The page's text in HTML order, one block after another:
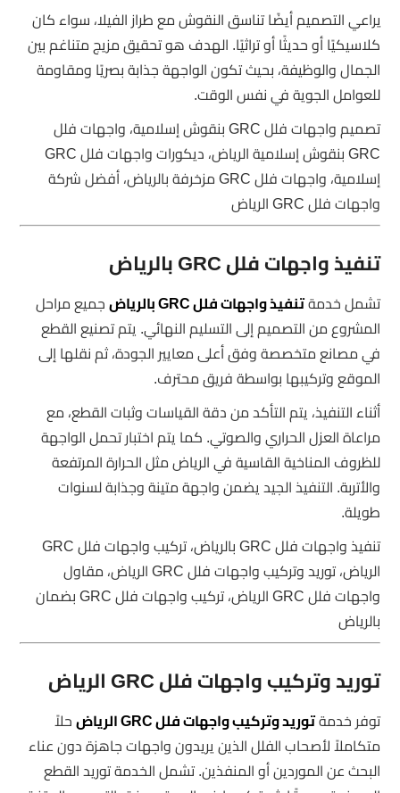
يراعي التصميم أيضًا تناسق النقوش مع طراز الفيلا، سواء كان
كلاسيكيًا أو حديثًا أو تراثيًا. الهدف هو تحقيق مزيج متناغم بين
الجمال والوظيفة، بحيث تكون الواجهة جذابة بصريًا ومقاومة
للعوامل الجوية في نفس الوقت.
تصميم واجهات فلل GRC بنقوش إسلامية، واجهات فلل
GRC بنقوش إسلامية الرياض، ديكورات واجهات فلل GRC
إسلامية، واجهات فلل GRC مزخرفة بالرياض، أفضل شركة
واجهات فلل GRC الرياض
تنفيذ واجهات فلل GRC بالرياض
تشمل خدمةتنفيذ واجهات فلل GRC بالرياض
جميع مراحل
المشروع من التصميم إلى التسليم النهائي. يتم تصنيع القطع
في مصانع متخصصة وفق أعلى معايير الجودة، ثم نقلها إلى
الموقع وتركيبها بواسطة فريق محترف.
أثناء التنفيذ، يتم التأكد من دقة القياسات وثبات القطع، مع
مراعاة العزل الحراري والصوتي. كما يتم اختبار تحمل الواجهة
للظروف المناخية القاسية في الرياض مثل الحرارة المرتفعة
والأتربة. التنفيذ الجيد يضمن واجهة متينة وجذابة لسنوات
طويلة.
تنفيذ واجهات فلل GRC بالرياض، تركيب واجهات فلل GRC
الرياض، توريد وتركيب واجهات فلل GRC الرياض، مقاول
واجهات فلل GRC الرياض، تركيب واجهات فلل GRC بضمان
بالرياض
توريد وتركيب واجهات فلل GRC الرياض
توفر خدمةتوريد وتركيب واجهات فلل GRC الرياض
حلاً
متكاملاً لأصحاب الفلل الذين يريدون واجهات جاهزة دون عناء
البحث عن الموردين أو المنفذين. تشمل الخدمة توريد القطع